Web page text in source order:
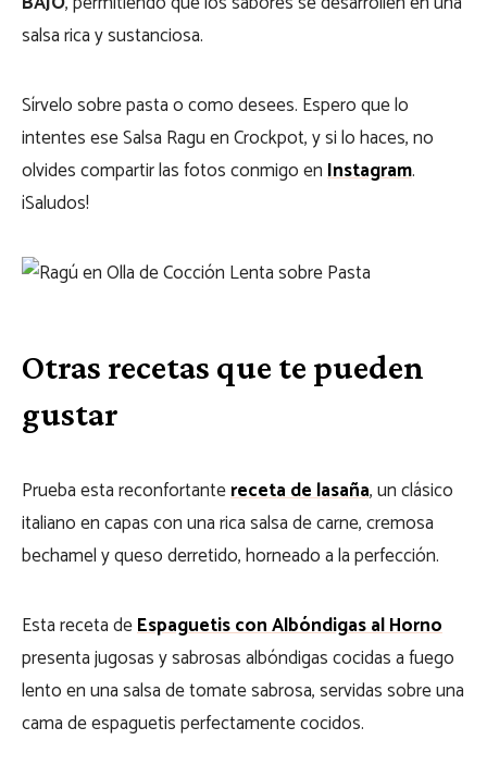
salsa rica y sustanciosa.
Sírvelo sobre pasta o como desees. Espero que lo
intentes ese Salsa Ragu en Crockpot, y si lo haces, no
olvides compartir las fotos conmigo enInstagram.
¡Saludos!
Otras recetas que te pueden
gustar
Prueba esta reconfortantereceta de lasaña, un clásico
italiano en capas con una rica salsa de carne, cremosa
bechamel y queso derretido, horneado a la perfección.
Esta receta deEspaguetis con Albóndigas al Horno
presenta jugosas y sabrosas albóndigas cocidas a fuego
lento en una salsa de tomate sabrosa, servidas sobre una
cama de espaguetis perfectamente cocidos.